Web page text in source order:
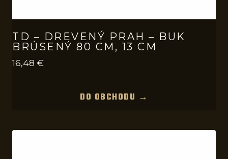
TD – DREVENÝ PRAH – BUK
BRÚSENÝ 80 CM, 13 CM
16,48 €
DO OBCHODU →